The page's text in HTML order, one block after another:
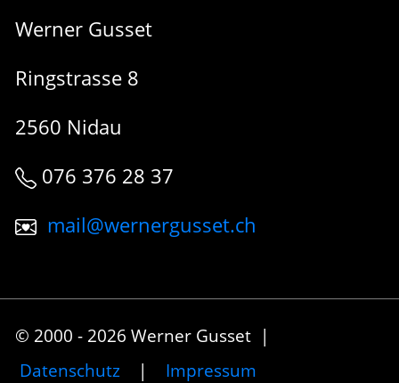
Werner Gusset
Ringstrasse 8
2560 Nidau
076 376 28 37
mail@wernergusset.ch
© 2000 - 2026 Werner Gusset |
Datenschutz
| Impressum